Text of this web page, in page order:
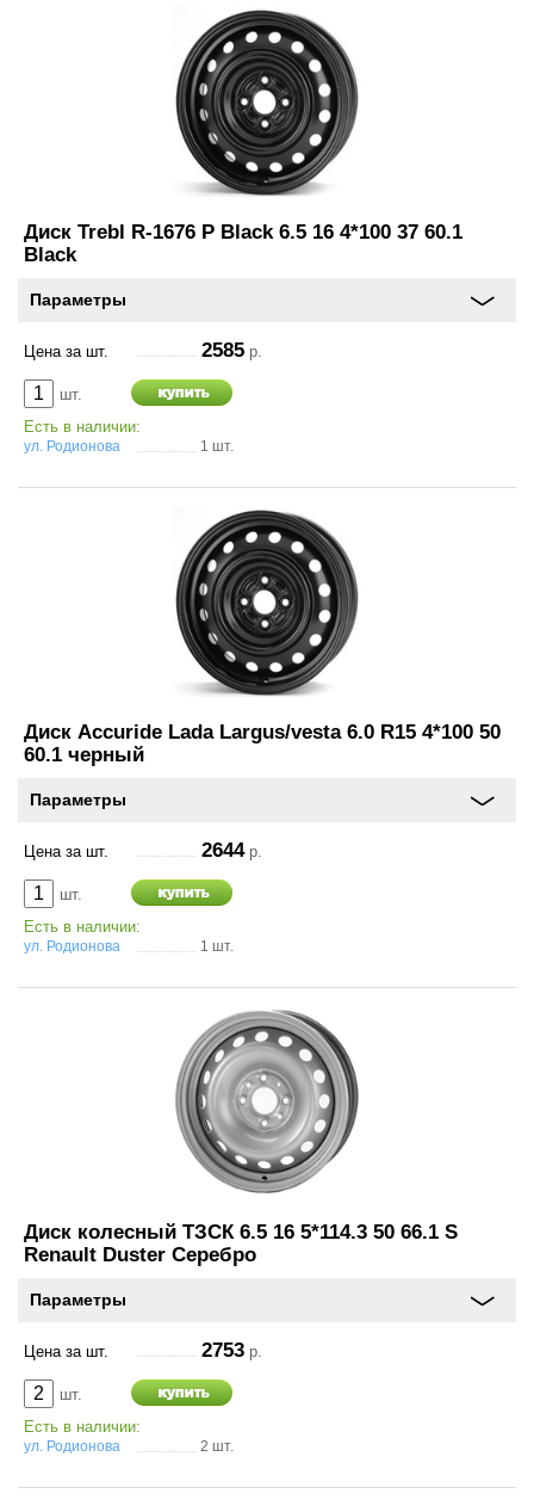
Диск Trebl R-1676 P Black 6.5 16 4*100 37 60.1
Black
Параметры
Цена за шт. 2585 р.
шт.
Есть в наличии:
ул. Родионова 1 шт.
Диск Accuride Lada Largus/vesta 6.0 R15 4*100 50
60.1 черный
Параметры
Цена за шт. 2644р.
шт.
Есть в наличии:
ул. Родионова 1 шт.
Диск колесный ТЗСК 6.5 16 5*114.3 50 66.1 S
Renault Duster Серебро
Параметры
Цена за шт. 2753 р.
шт.
Есть в наличии:
ул. Родионова 2 шт.